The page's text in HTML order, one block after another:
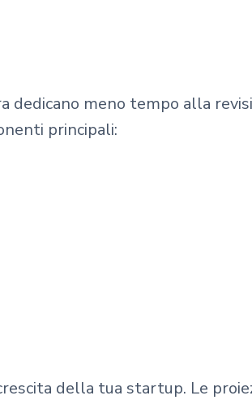
meno tempo alla
principali:
della tua startup. Le